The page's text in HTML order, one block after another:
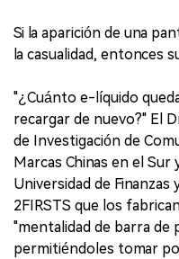
Si la aparición de una
la casualidad, entonces
"¿Cuánto e-líquido
recargar de nuevo?" El
de Investigación de
Marcas Chinas en el Sur
Universidad de Finanzas
2FIRSTS que los
"mentalidad de barra de
permitiéndoles tomar